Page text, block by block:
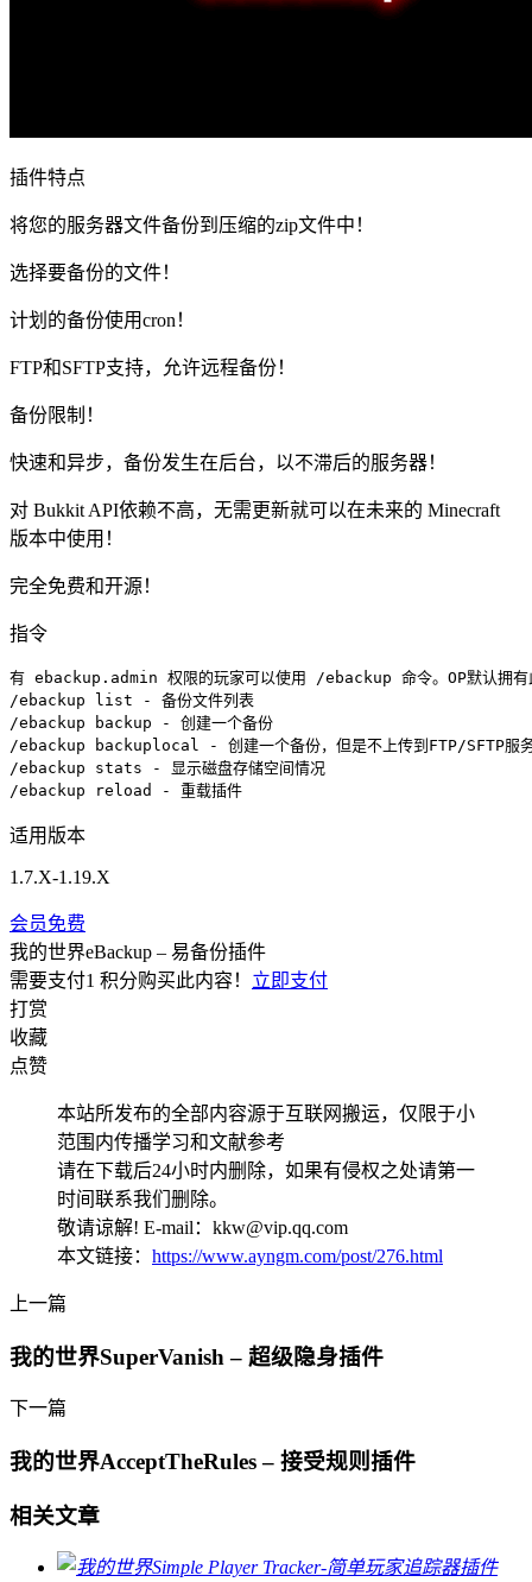
插件特点
将您的服务器文件备份到压缩的zip文件中！
选择要备份的文件！
计划的备份使用cron！
FTP和SFTP支持，允许远程备份！
备份限制！
快速和异步，备份发生在后台，以不滞后的服务器！
对 Bukkit API依赖不高，无需更新就可以在未来的 Minecraft
版本中使用！
完全免费和开源！
指令
有 ebackup.admin 权限的玩家可以使用 /ebackup 命令。OP默认拥有
/ebackup list - 备份文件列表
/ebackup backup - 创建一个备份
/ebackup backuplocal - 创建一个备份，但是不上传到FTP/SFTP服
/ebackup stats - 显示磁盘存储空间情况
/ebackup reload - 重载插件
适用版本
1.7.X-1.19.X
会员免费
我的世界eBackup – 易备份插件
需要支付1 积分购买此内容！ 立即支付
打赏
收藏
点赞
本站所发布的全部内容源于互联网搬运，仅限于小
范围内传播学习和文献参考
请在下载后24小时内删除，如果有侵权之处请第一
时间联系我们删除。
敬请谅解! E-mail：kkw@vip.qq.com
本文链接： https://www.ayngm.com/post/276.html
上一篇
我的世界SuperVanish – 超级隐身插件
下一篇
我的世界AcceptTheRules – 接受规则插件
相关文章